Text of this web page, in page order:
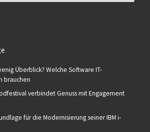
Überblick? Welche Software IT-
brauchen
verbindet Genuss mit Engagement
für die Modernisierung seiner IBM i-